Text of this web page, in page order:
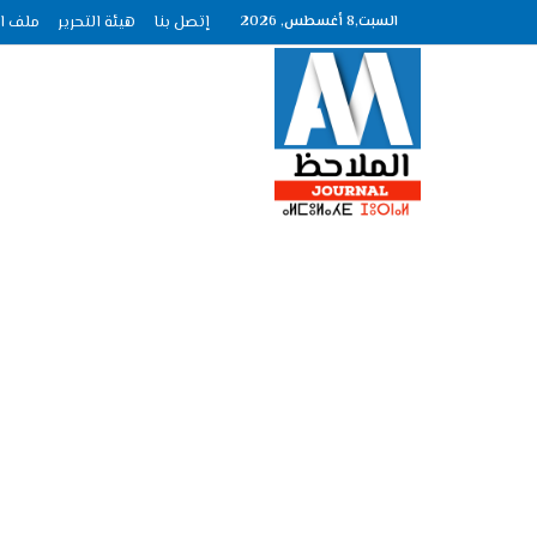
السبت,8 أغسطس, 2026 إتصل بنا هيئة التحرير ملف